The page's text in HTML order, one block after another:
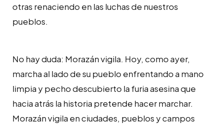
otras renaciendo en las luchas de nuestros
pueblos.
No hay duda: Morazán vigila. Hoy, como ayer,
marcha al lado de su pueblo enfrentando a mano
limpia y pecho descubierto la furia asesina que
hacia atrás la historia pretende hacer marchar.
Morazán vigila en ciudades, pueblos y campos